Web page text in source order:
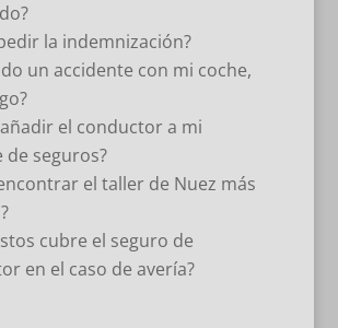
la indemnización?
un accidente con mi coche,
el conductor a mi
de seguros?
el taller de Nuez más
cubre el seguro de
en el caso de avería?